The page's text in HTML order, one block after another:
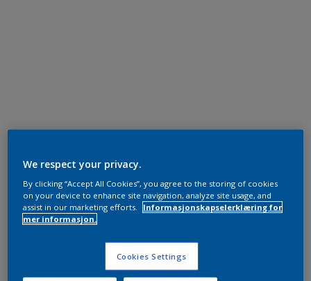
We respect your privacy.
By clicking “Accept All Cookies”, you agree to the storing of cookies
on your device to enhance site navigation, analyze site usage, and
assist in our marketing efforts.
Informasjonskapselerklæring for
mer informasjon.
Cookies Settings